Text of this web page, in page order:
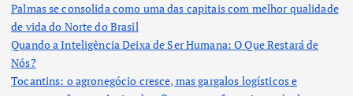
Palmas se consolida como uma das capitais com melhor qualidade
de vida do Norte do Brasil
Quando a Inteligência Deixa de Ser Humana: O Que Restará de
Nós?
Tocantins: o agronegócio cresce, mas gargalos logísticos e